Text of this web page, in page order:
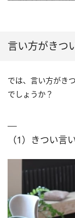
言い方がきつ
では、言い方がき
でしょうか？
（1）きつい言